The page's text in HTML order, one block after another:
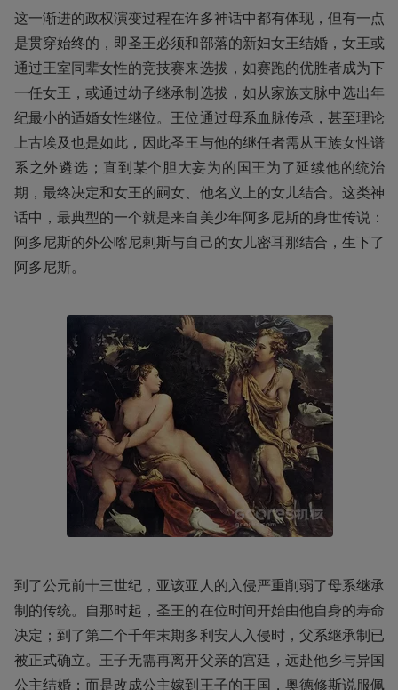
这一渐进的政权演变过程在许多神话中都有体现，但有一点
是贯穿始终的，即圣王必须和部落的新妇女王结婚，女王或
通过王室同辈女性的竞技赛来选拔，如赛跑的优胜者成为下
一任女王，或通过幼子继承制选拔，如从家族支脉中选出年
纪最小的适婚女性继位。王位通过母系血脉传承，甚至理论
上古埃及也是如此，因此圣王与他的继任者需从王族女性谱
系之外遴选；直到某个胆大妄为的国王为了延续他的统治
期，最终决定和女王的嗣女、他名义上的女儿结合。这类神
话中，最典型的一个就是来自美少年阿多尼斯的身世传说：
阿多尼斯的外公喀尼剌斯与自己的女儿密耳那结合，生下了
阿多尼斯。
到了公元前十三世纪，亚该亚人的入侵严重削弱了母系继承
制的传统。自那时起，圣王的在位时间开始由他自身的寿命
决定；到了第二个千年末期多利安人入侵时，父系继承制已
被正式确立。王子无需再离开父亲的宫廷，远赴他乡与异国
公主结婚；而是改成公主嫁到王子的王国，奥德修斯说服佩